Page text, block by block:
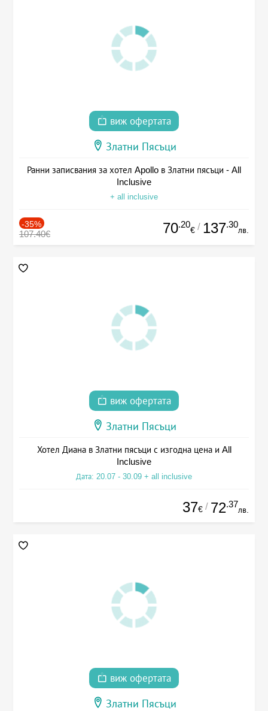
виж офертата
Златни Пясъци
Ранни записвания за хотел Apollo в Златни пясъци - All
Inclusive
+ all inclusive
-35%
107.40€ 70.20
€ / 137.30
лв.
виж офертата
Златни Пясъци
Хотел Диана в Златни пясъци с изгодна цена и All
Inclusive
Дата: 20.07 - 30.09 + all inclusive
37€ / 72.37
лв.
виж офертата
Златни Пясъци